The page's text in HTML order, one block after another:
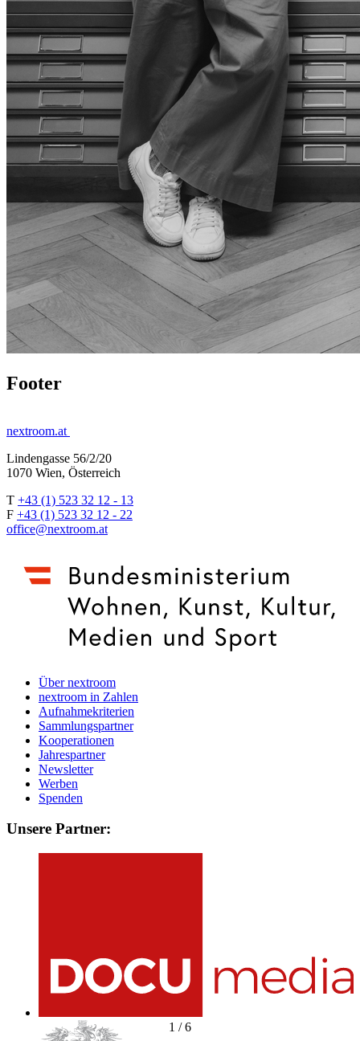
1 /6
Footer
nextroom.at
Lindengasse 56/2/20
1070 Wien, Österreich
T +43 (1) 523 32 12 - 13
F +43 (1) 523 32 12 - 22
office@nextroom.at
Über nextroom
nextroom in Zahlen
Aufnahmekriterien
Sammlungspartner
Kooperationen
Jahrespartner
Newsletter
Werben
Spenden
Unsere Partner: